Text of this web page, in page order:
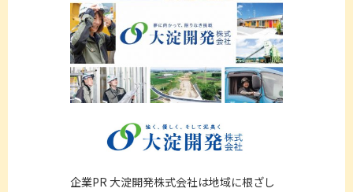
企業PR 大淀開発株式会社は地域に根ざし